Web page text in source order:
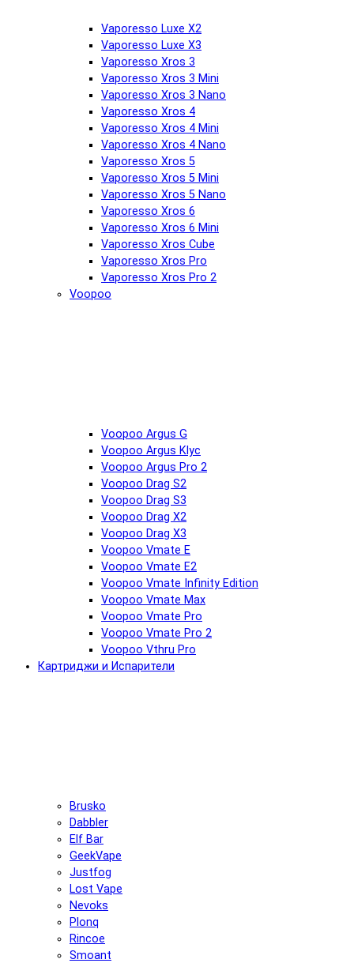
Vaporesso Luxe X2
Vaporesso Luxe X3
Vaporesso Xros 3
Vaporesso Xros 3 Mini
Vaporesso Xros 3 Nano
Vaporesso Xros 4
Vaporesso Xros 4 Mini
Vaporesso Xros 4 Nano
Vaporesso Xros 5
Vaporesso Xros 5 Mini
Vaporesso Xros 5 Nano
Vaporesso Xros 6
Vaporesso Xros 6 Mini
Vaporesso Xros Cube
Vaporesso Xros Pro
Vaporesso Xros Pro 2
Voopoo
Voopoo Argus G
Voopoo Argus Klyc
Voopoo Argus Pro 2
Voopoo Drag S2
Voopoo Drag S3
Voopoo Drag X2
Voopoo Drag X3
Voopoo Vmate E
Voopoo Vmate E2
Voopoo Vmate Infinity Edition
Voopoo Vmate Max
Voopoo Vmate Pro
Voopoo Vmate Pro 2
Voopoo Vthru Pro
Картриджи и Испарители
Brusko
Dabbler
Elf Bar
GeekVape
Justfog
Lost Vape
Nevoks
Plonq
Rincoe
Smoant